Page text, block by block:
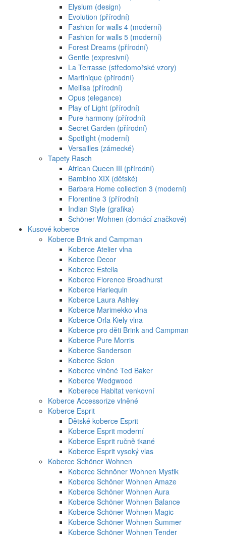
Elysium (design)
Evolution (přírodní)
Fashion for walls 4 (moderní)
Fashion for walls 5 (moderní)
Forest Dreams (přírodní)
Gentle (expresivní)
La Terrasse (středomořské vzory)
Martinique (přírodní)
Mellisa (přírodní)
Opus (elegance)
Play of Light (přírodní)
Pure harmony (přírodní)
Secret Garden (přírodní)
Spotlight (moderní)
Versailles (zámecké)
Tapety Rasch
African Queen III (přírodní)
Bambino XIX (dětské)
Barbara Home collection 3 (moderní)
Florentine 3 (přírodní)
Indian Style (grafika)
Schöner Wohnen (domácí značkové)
Kusové koberce
Koberce Brink and Campman
Koberce Atelier vlna
Koberce Decor
Koberce Estella
Koberce Florence Broadhurst
Koberce Harlequin
Koberce Laura Ashley
Koberce Marimekko vlna
Koberce Orla Kiely vlna
Koberce pro děti Brink and Campman
Koberce Pure Morris
Koberce Sanderson
Koberce Scion
Koberce vlněné Ted Baker
Koberce Wedgwood
Koberece Habitat venkovní
Koberce Accessorize vlněné
Koberce Esprit
Dětské koberce Esprit
Koberce Esprit moderní
Koberce Esprit ručně tkané
Koberce Esprit vysoký vlas
Koberce Schöner Wohnen
Koberce Schnöner Wohnen Mystik
Koberce Schöner Wohnen Amaze
Koberce Schöner Wohnen Aura
Koberce Schöner Wohnen Balance
Koberce Schöner Wohnen Magic
Koberce Schöner Wohnen Summer
Koberce Schöner Wohnen Tender